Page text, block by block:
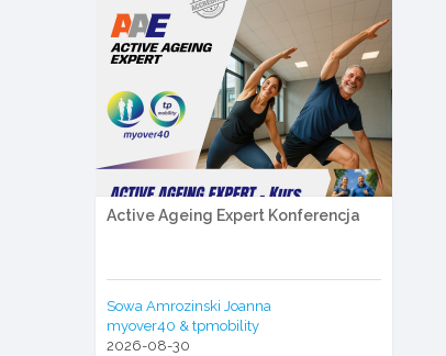
Active Ageing Expert Konferencja
Sowa Amrozinski Joanna
myover40 & tpmobility
2026-08-30